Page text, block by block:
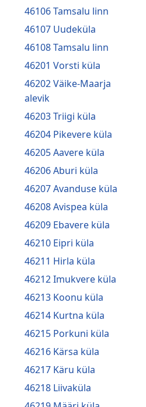
46106 Tamsalu linn
46107 Uudeküla
46108 Tamsalu linn
46201 Vorsti küla
46202 Väike-Maarja
alevik
46203 Triigi küla
46204 Pikevere küla
46205 Aavere küla
46206 Aburi küla
46207 Avanduse küla
46208 Avispea küla
46209 Ebavere küla
46210 Eipri küla
46211 Hirla küla
46212 Imukvere küla
46213 Koonu küla
46214 Kurtna küla
46215 Porkuni küla
46216 Kärsa küla
46217 Käru küla
46218 Liivaküla